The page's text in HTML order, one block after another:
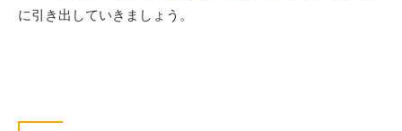
に引き出していきましょう。